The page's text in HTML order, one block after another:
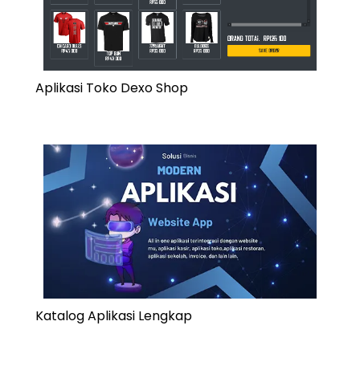
Aplikasi Toko Dexo Shop
Katalog Aplikasi Lengkap